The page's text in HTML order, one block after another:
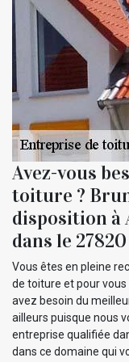
Avez-vous
toiture ?
disposition à
dans le 27820
Vous êtes en pleine
de toiture et pour
avez besoin du
ailleurs puisque nous
entreprise qualifiée
dans ce domaine qui